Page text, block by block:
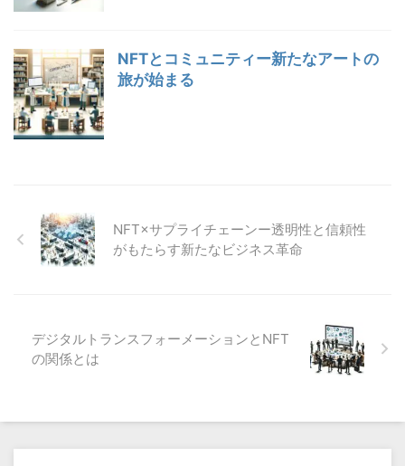
NFTとコミュニティー新たなアートの
旅が始まる
NFT×サプライチェーンー透明性と信頼性
がもたらす新たなビジネス革命
デジタルトランスフォーメーションとNFT
の関係とは